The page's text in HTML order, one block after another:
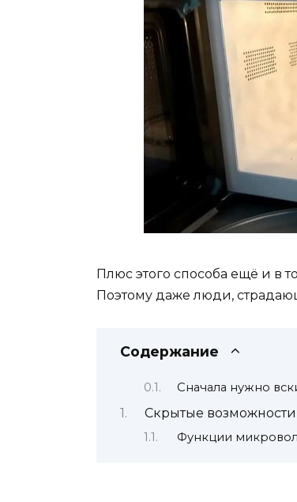
Плюс этого способа ещё и в
Поэтому даже люди,
Содержание
Сначала нужно
Скрытые
Функции